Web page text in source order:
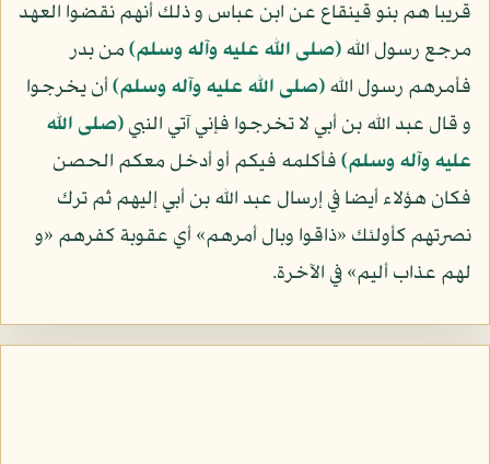
قريبا هم بنو قينقاع عن ابن عباس و ذلك أنهم نقضوا العهد
مرجع رسول الله(صلى الله عليه وآله وسلم)من بدر
فأمرهم رسول الله(صلى الله عليه وآله وسلم)أن يخرجوا
و قال عبد الله بن أبي لا تخرجوا فإني آتي النبي(صلى الله
عليه وآله وسلم)فأكلمه فيكم أو أدخل معكم الحصن
فكان هؤلاء أيضا في إرسال عبد الله بن أبي إليهم ثم ترك
نصرتهم كأولئك «ذاقوا وبال أمرهم» أي عقوبة كفرهم «و
لهم عذاب أليم» في الآخرة.